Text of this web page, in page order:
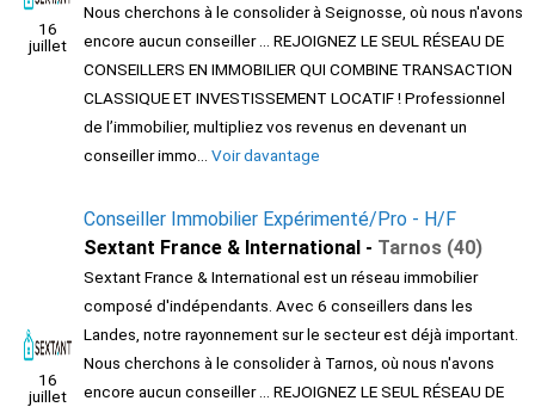
16
juillet
Nous cherchons à le consolider à Seignosse, où nous n'avons
encore aucun conseiller ... REJOIGNEZ LE SEUL RÉSEAU DE
CONSEILLERS EN IMMOBILIER QUI COMBINE TRANSACTION
CLASSIQUE ET INVESTISSEMENT LOCATIF ! Professionnel
de l’immobilier, multipliez vos revenus en devenant un
conseiller immo... Voir davantage
16
juillet
Conseiller Immobilier Expérimenté/Pro - H/F
Sextant France & International - Tarnos (40)
Sextant France & International est un réseau immobilier
composé d'indépendants. Avec 6 conseillers dans les
Landes, notre rayonnement sur le secteur est déjà important.
Nous cherchons à le consolider à Tarnos, où nous n'avons
encore aucun conseiller ... REJOIGNEZ LE SEUL RÉSEAU DE